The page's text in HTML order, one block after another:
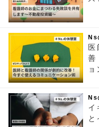
Ns
医
善
ョ
Ns
イ
と